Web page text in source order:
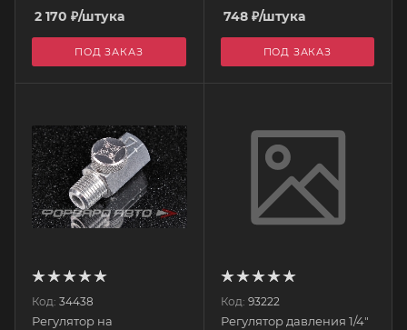
2 170 ₽/штука
ПОД ЗАКАЗ
748₽/штука
ПОД ЗАКАЗ
Код: 34438
Регулятор на
Код: 93222
Регулятор давления 1/4"